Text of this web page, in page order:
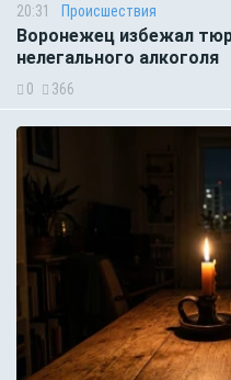
20:31 Происшествия
Воронежец избежал
нелегального алкоголя
0 366